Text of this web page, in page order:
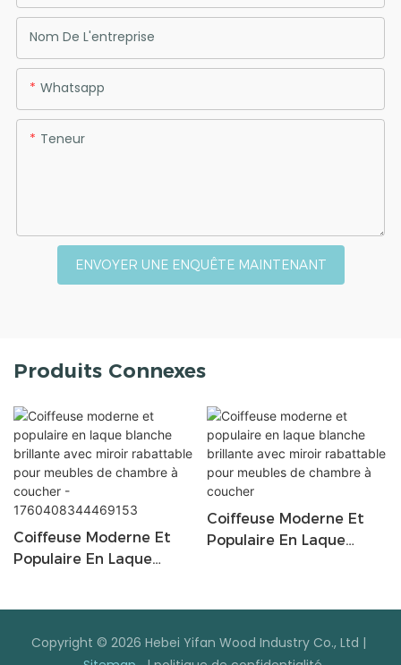
Nom De L'entreprise
Whatsapp
Teneur
ENVOYER UNE ENQUÊTE MAINTENANT
Produits Connexes
Coiffeuse Moderne Et
Populaire En Laque
Coucher -
Coiffeuse Moderne Et
Populaire En Laque
Copyright © 2026 Hebei Yifan Wood Industry Co., Ltd |